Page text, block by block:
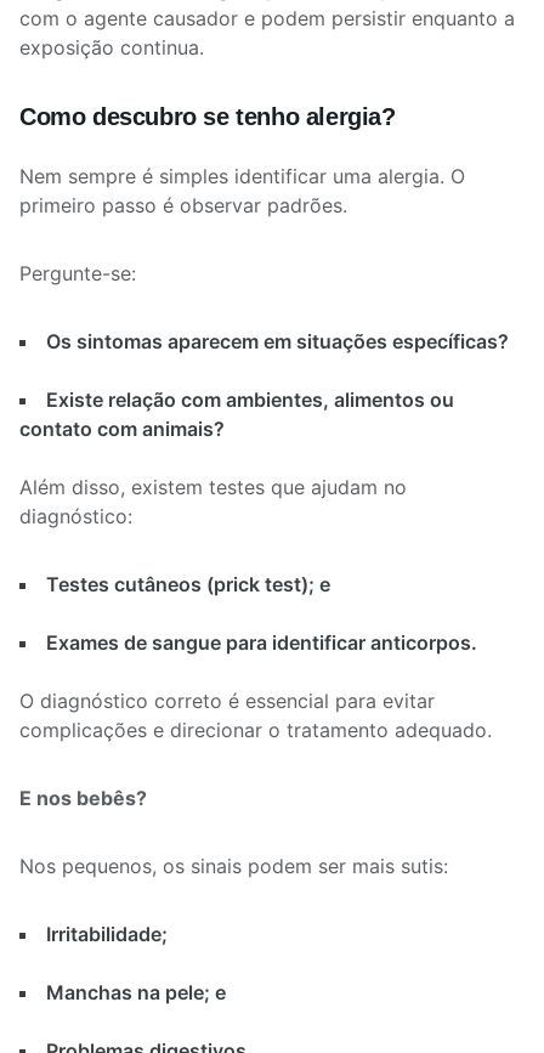
com o agente causador e podem persistir enquanto a
exposição continua.
Como descubro se tenho alergia?
Nem sempre é simples identificar uma alergia. O
primeiro passo é observar padrões.
Pergunte-se:
Os sintomas aparecem em situações específicas?
Existe relação com ambientes, alimentos ou
contato com animais?
Além disso, existem testes que ajudam no
diagnóstico:
Testes cutâneos (prick test); e
Exames de sangue para identificar anticorpos.
O diagnóstico correto é essencial para evitar
complicações e direcionar o tratamento adequado.
E nos bebês?
Nos pequenos, os sinais podem ser mais sutis:
Irritabilidade;
Manchas na pele; e